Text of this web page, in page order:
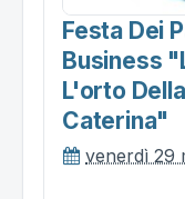
Festa Dei
Business
L'orto
Caterina"
venerdì 29